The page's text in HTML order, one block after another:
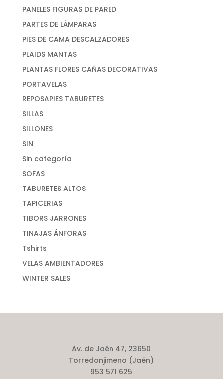
PANELES FIGURAS DE PARED
PARTES DE LÁMPARAS
PIES DE CAMA DESCALZADORES
PLAIDS MANTAS
PLANTAS FLORES CAÑAS DECORATIVAS
PORTAVELAS
REPOSAPIES TABURETES
SILLAS
SILLONES
SIN
Sin categoría
SOFAS
TABURETES ALTOS
TAPICERIAS
TIBORS JARRONES
TINAJAS ÁNFORAS
Tshirts
VELAS AMBIENTADORES
WINTER SALES
Av. de Jaén 47, 23650
Torredonjimeno (Jaén)
953 571 625